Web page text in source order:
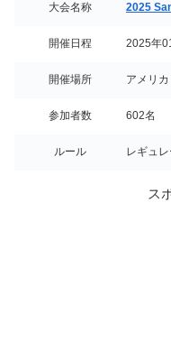
大会名称 2025
開催日程 2025年
開催場所 アメリ
参加者数 602名
ルール レギュ
ス